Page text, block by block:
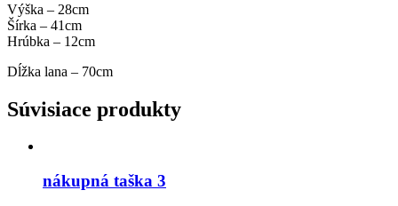
Výška – 28cm
Šírka – 41cm
Hrúbka – 12cm
Dĺžka lana – 70cm
Súvisiace produkty
nákupná taška 3